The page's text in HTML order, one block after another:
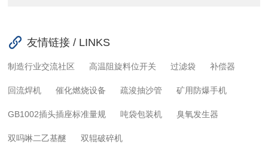
友情链接 / LINKS
制造行业交流社区 高温阻旋料位开关 过滤袋 补偿器
回流焊机 催化燃烧设备 疏浚抽沙管 矿用防爆手机
GB1002插头插座标准量规 吨袋包装机 臭氧发生器
双吗啉二乙基醚 双辊破碎机